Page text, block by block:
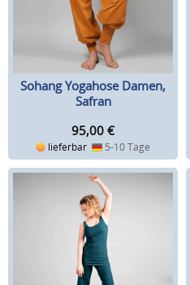
Sohang Yogahose Damen,
Safran
95,00 €
lieferbar 5-10 Tage